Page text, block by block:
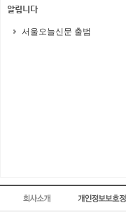
서울오늘신문 출범